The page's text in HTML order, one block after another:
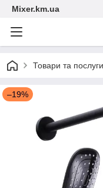
Mixer.km.ua
Товари та послуги
–19%